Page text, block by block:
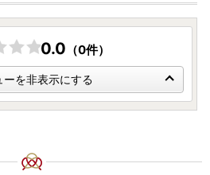
にてご寄附（ご入金）いただいた
よりお時間をいただく可能性がご
6日(水)
が、何卒ご理解の程お願い申し上
0.0 （0件）
ーを非表示にする